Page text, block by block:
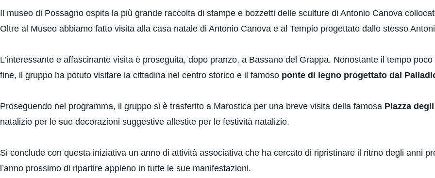
Il museo di Possagno ospita la più grande raccolta di stampe e bozzetti delle sculture di Antonio Canova
Oltre al Museo abbiamo fatto visita alla casa natale di Antonio Canova e al Tempio progettato dallo stesso
L’interessante e affascinante visita è proseguita, dopo pranzo, a Bassano del Grappa. Nonostante il tempo
fine, il gruppo ha potuto visitare la cittadina nel centro storico e il famoso ponte di legno progettato dal
Proseguendo nel programma, il gruppo si è trasferito a Marostica per una breve visita della famosa Piazza
natalizio per le sue decorazioni suggestive allestite per le festività natalizie.
Si conclude con questa iniziativa un anno di attività associativa che ha cercato di ripristinare il ritmo degli anni
l’anno prossimo di ripartire appieno in tutte le sue manifestazioni.